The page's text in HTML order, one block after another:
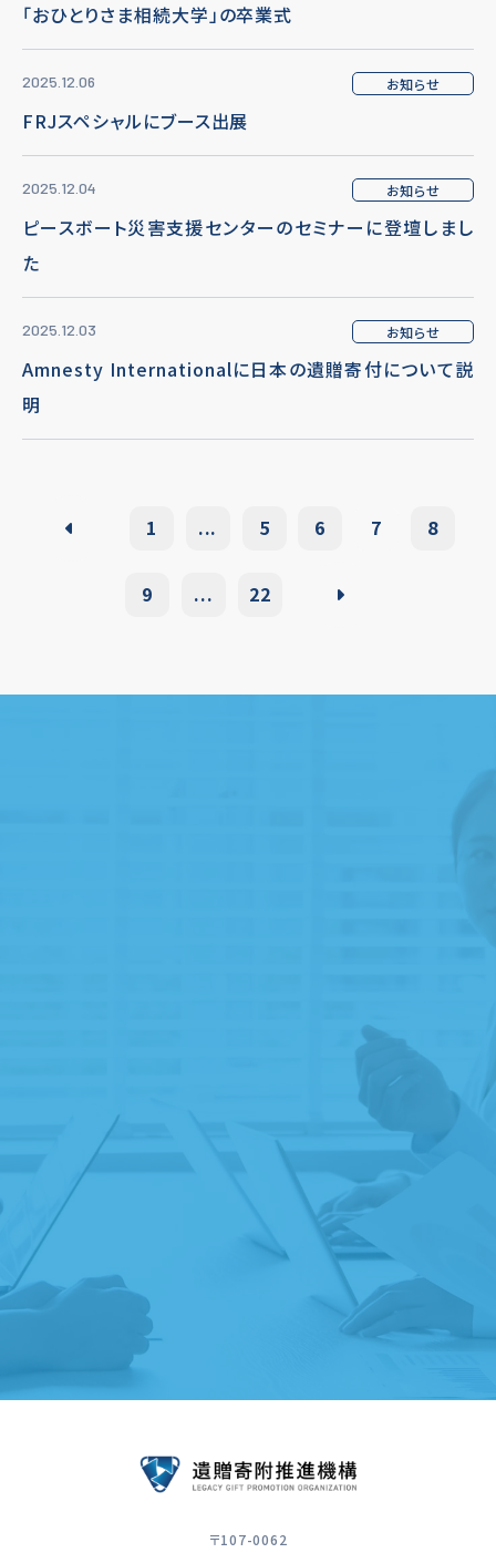
「おひとりさま相続大学」の卒業式
2025.12.06 お知らせ
FRJスペシャルにブース出展
2025.12.04 お知らせ
ピースボート災害支援センターのセミナーに登壇しまし
た
2025.12.03 お知らせ
Amnesty Internationalに日本の遺贈寄付について説
明
1 ... 5 6 7 8
9 ... 22
ご縁ディングノートのプレゼント
遺贈寄附受付団体のご紹介
〒107-0062